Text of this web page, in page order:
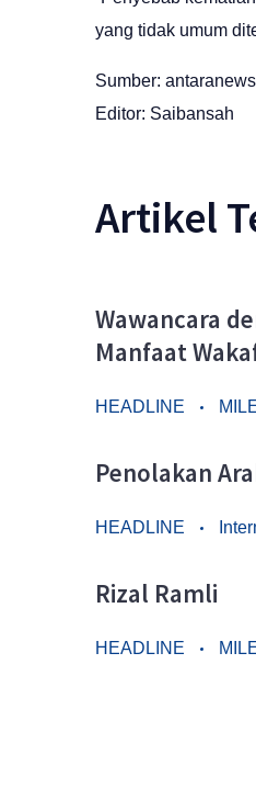
yang tidak umum
Sumber:
Editor: Saibansah
Artikel
Wawancara
Manfaat
HEADLINE
Penolakan
HEADLINE
Rizal Ramli
HEADLINE